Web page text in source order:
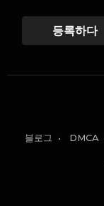
등록하다
블로그 • DMCA